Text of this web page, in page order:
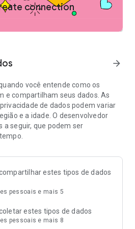
gratuitos, criados para facilitar
procura
quem você está conversando é
em namoro para aumentar
para encontrar alguém que ama
você
vídeo e compartilhe suas fotos
suas conexões
dos seus encontros com amigos de
Ative o Modo Não Perturbe e oculte
connection
arrow_forward
você entende como os
e compartilham seus dados. As
de dados podem variar
e a idade. O desenvolvedor
seguir, que podem ser
estes tipos de dados
pessoais e mais 5
estes tipos de dados
pessoais e mais 8